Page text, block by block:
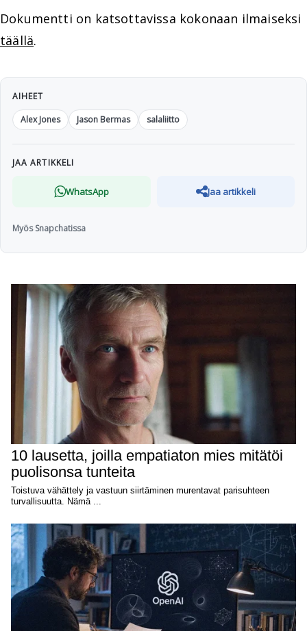
Dokumentti on katsottavissa kokonaan ilmaiseksi
täällä.
AIHEET
Alex Jones
Jason Bermas salaliitto
JAA ARTIKKELI
WhatsApp Jaa artikkeli
Myös Snapchatissa